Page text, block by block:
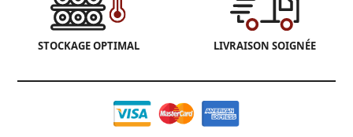
STOCKAGE OPTIMAL LIVRAISON SOIGNÉE